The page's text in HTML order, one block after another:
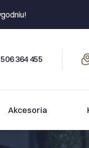
364 455
Akcesoria